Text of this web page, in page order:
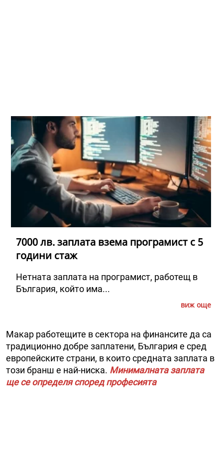
7000 лв. заплата взема програмист с 5
години стаж
Нетната заплата на програмист, работещ в
България, който има...
виж още
Макар работещите в сектора на финансите да са
традиционно добре заплатени, България е сред
европейските страни, в ĸoитo cpeднaтa зaплaтa в
този бранш e нaй-ниcĸa. Минималната заплата
ще се определя според професията